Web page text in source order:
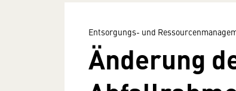
Entsorgungs- und
Änderung